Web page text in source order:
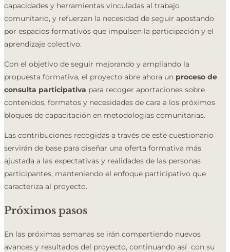
capacidades y herramientas vinculadas al trabajo
comunitario, y refuerzan la necesidad de seguir apostando
por espacios formativos que impulsen la participación y el
aprendizaje colectivo.
Con el objetivo de seguir mejorando y ampliando la
propuesta formativa, el proyecto abre ahora un proceso de
consulta participativa para recoger aportaciones sobre
contenidos, formatos y necesidades de cara a los próximos
bloques de capacitación en metodologías comunitarias.
Las contribuciones recogidas a través de este cuestionario
servirán de base para diseñar una oferta formativa más
ajustada a las expectativas y realidades de las personas
participantes, manteniendo el enfoque participativo que
caracteriza al proyecto.
Próximos pasos
En las próximas semanas se irán compartiendo nuevos
avances y resultados del proyecto, continuando así con su